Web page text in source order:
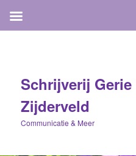
Schrijverij
Zijderveld
Communicatie & Meer